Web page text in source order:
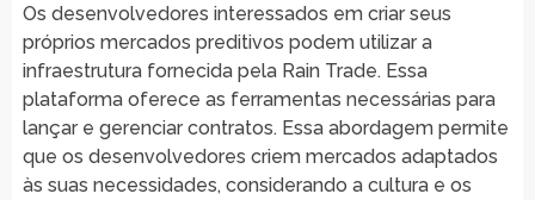
Os desenvolvedores interessados em criar seus
próprios mercados preditivos podem utilizar a
infraestrutura fornecida pela Rain Trade. Essa
plataforma oferece as ferramentas necessárias para
lançar e gerenciar contratos. Essa abordagem permite
que os desenvolvedores criem mercados adaptados
às suas necessidades, considerando a cultura e os